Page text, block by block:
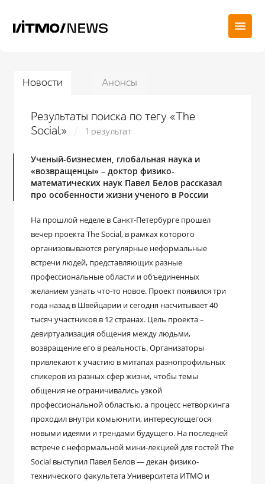
Новости Анонсы
Результаты поиска по тегу «The
Social»
1 результат
Ученый-бизнесмен, глобальная наука и
«возвращенцы» – доктор физико-
математических наук Павел Белов рассказал
про особенности жизни ученого в России
На прошлой неделе в Санкт-Петербурге прошел
вечер проекта The Social, в рамках которого
организовываются регулярные неформальные
встречи людей, представляющих разные
профессиональные области и объединенных
желанием узнать что-то новое. Проект появился три
года назад в Швейцарии и сегодня насчитывает 40
тысяч участников в 12 странах. Цель проекта –
девиртуализация общения между людьми,
возвращение его в реальность. Организаторы
привлекают к участию в митапах разнопрофильных
спикеров из разных сфер жизни, чтобы темы
общения не ограничивались узкой
профессиональной областью, а процесс нетворкинга
проходил внутри комьюнити, интересующегося
новыми идеями и трендами будущего. На последней
встрече с неформальной мини-лекцией для гостей The
Social выступил Павел Белов — декан физико-
технического факультета Университета ИТМО и